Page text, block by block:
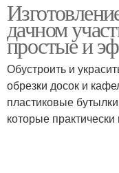
дачном
простые и
Обустроить и
обрезки досок и
пластиковые
которые практически